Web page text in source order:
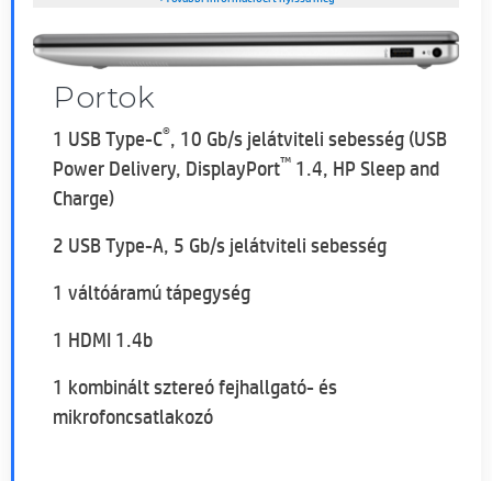
Portok
1 USB Type-C®, 10 Gb/s jelátviteli sebesség (USB
Power Delivery, DisplayPort™ 1.4, HP Sleep and
Charge)
2 USB Type-A, 5 Gb/s jelátviteli sebesség
1 váltóáramú tápegység
1 HDMI 1.4b
1 kombinált sztereó fejhallgató- és
mikrofoncsatlakozó